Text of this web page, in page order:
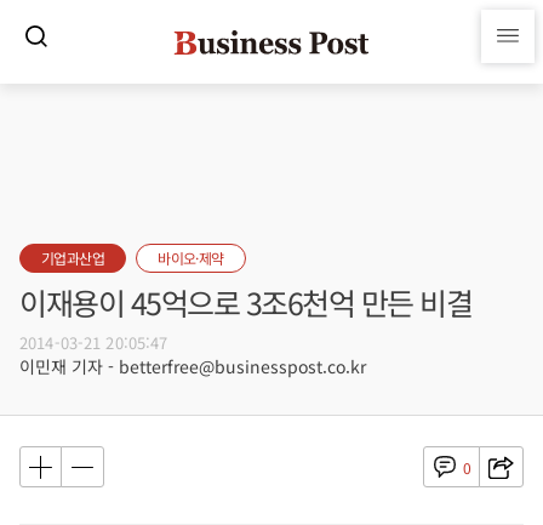
기업과산업 바이오·제약
이재용이 45억으로 3조6천억 만든 비결
2014-03-21 20:05:47
이민재 기자 - betterfree@businesspost.co.kr
0